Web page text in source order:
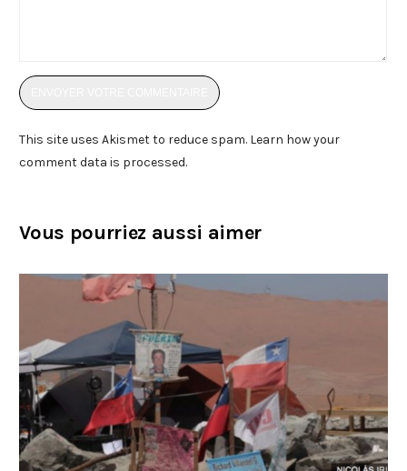
This site uses Akismet to reduce spam. Learn how your
comment data is processed.
Vous pourriez aussi aimer